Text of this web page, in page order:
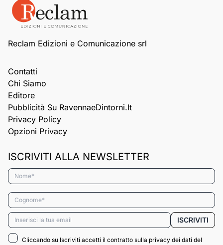
Reclam Edizioni e Comunicazione srl
Contatti
Chi Siamo
Editore
Pubblicità Su RavennaeDintorni.it
Privacy Policy
Opzioni Privacy
ISCRIVITI ALLA NEWSLETTER
Nome*
Cognome*
Email* ISCRIVITI
Cliccando su Iscriviti accetti il contratto sulla privacy dei dati del